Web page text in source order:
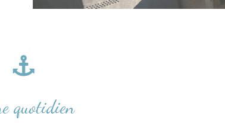
quotidien